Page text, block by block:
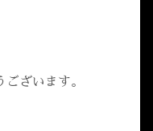
ざいます。